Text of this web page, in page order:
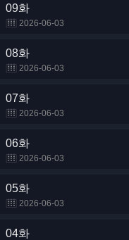
09화
2026-06-03
08화
2026-06-03
07화
2026-06-03
06화
2026-06-03
05화
2026-06-03
04화